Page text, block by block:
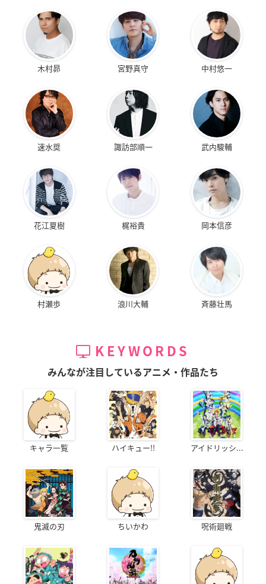
木村昴 宮野真守 中村悠一
速水奨 諏訪部順一 武内駿輔
花江夏樹 梶裕貴 岡本信彦
村瀬歩 浪川大輔 斉藤壮馬
KEYWORDS
みんなが注目しているアニメ・作品たち
キャラ一覧 ハイキュー!! アイドリッシ...
鬼滅の刃 ちいかわ 呪術廻戦